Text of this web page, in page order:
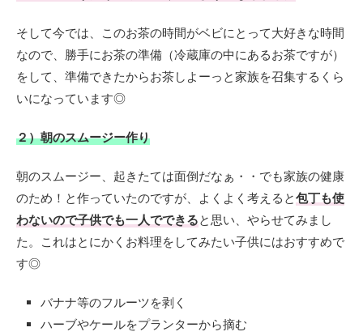
そして今では、このお茶の時間がベビにとって大好きな時間
なので、勝手にお茶の準備（冷蔵庫の中にあるお茶ですが）
をして、準備できたからお茶しよーっと家族を召集するくら
いになっています◎
２）朝のスムージー作り
朝のスムージー、起きたては面倒だなぁ・・でも家族の健康
のため！と作っていたのですが、よくよく考えると包丁も使
わないので子供でも一人でできると思い、やらせてみまし
た。これはとにかくお料理をしてみたい子供にはおすすめで
す◎
バナナ等のフルーツを剥く
ハーブやケールをプランターから摘む